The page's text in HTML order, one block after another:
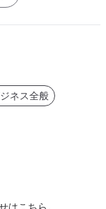
ネス全般
はこちら。